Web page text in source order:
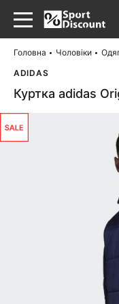
Головна Чоловіки
ADIDAS
Куртка adidas